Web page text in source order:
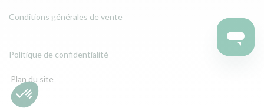
Conditions générales de vente
Politique de confidentialité
Plan du site